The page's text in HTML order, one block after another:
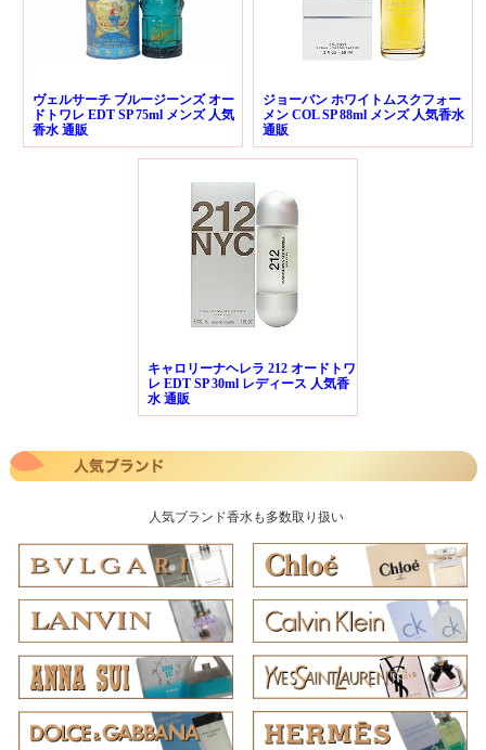
ヴェルサーチ ブルージーンズ オー
ドトワレ EDT SP 75ml メンズ 人気
香水 通販
ジョーバン ホワイトムスクフォー
メン COL SP 88ml メンズ 人気香水
通販
キャロリーナヘレラ 212 オードトワ
レ EDT SP 30ml レディース 人気香
水 通販
人気ブランド香水も多数取り扱い